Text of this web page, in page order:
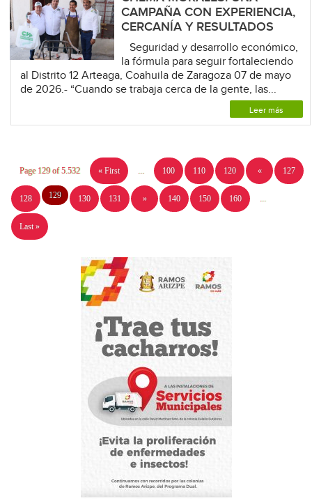
CAMPAÑA CON EXPERIENCIA,
CERCANÍA Y RESULTADOS
Seguridad y desarrollo económico,
la fórmula para seguir fortaleciendo
al Distrito 12 Arteaga, Coahuila de Zaragoza 07 de mayo
de 2026.- “Cuando se trabaja cerca de la gente, las...
Leer más
Page 129 of 5.532 « First 100 110 120 « 127
128 129 130 131 » 140 150 160
Last »